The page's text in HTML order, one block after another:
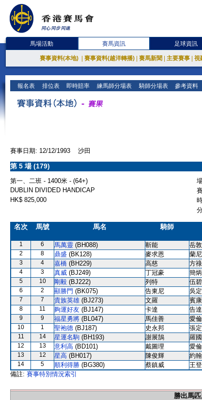
馬場活動 賽馬資訊 足球資訊
賽事資料(本地) 賽事資料(越洋轉播) 賽馬新聞 主要賽事 視
報名表 排位表 即時賠率 練馬師分場表 騎師分場表 參考資料
賽事日期: 12/12/1993 沙田
第 5 場 (179)
第一、二班 - 1400米 - (64+)
DUBLIN DIVIDED HANDICAP
HK$ 825,000
名次 馬號 馬名 騎師
1 6 馬萬靈 (BH088) 靳能 岳敦
2
8 鼎盛 (BK128) 麥求恩 蘭尼
3
4 嘉橋 (BH229) 高慈 方
4
3 真威 (BJ249) 丁冠豪 簡
5
10 剛毅 (BJ222) 列特 伍
6
2 顯勝門 (BK075) 告東尼 吳
7
7 貴族英雄 (BJ273) 文羅 賓康
8
11 夠運好友 (BJ147) 卡達 告
9
9 福星勇將 (BL047) 馬佳善 愛倫
10
1 聖袍德 (BJ187) 史永邦 張
11
14 星運名駒 (BH193) 謝展鵠 羅
12
13 意利高 (BD101) 戴圖理 愛倫
13
12 星高 (BH017) 陳俊輝 約
14
5 順利得勝 (BG380) 蔡鎮威 王
備註: 賽事特別情況索引
勝出馬